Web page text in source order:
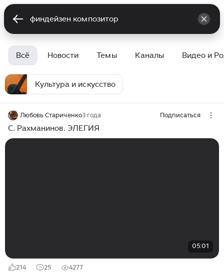
Всё Новости Темы Каналы Видео и
Культура и искусство
Любовь Стариченко3 года Подписаться
С. Рахманинов. ЭЛЕГИЯ
05:01
214 25 4277